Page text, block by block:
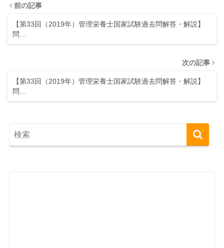
前の記事
【第33回（2019年）管理栄養士国家試験過去問解答・解説】
問…
次の記事
【第33回（2019年）管理栄養士国家試験過去問解答・解説】
問…